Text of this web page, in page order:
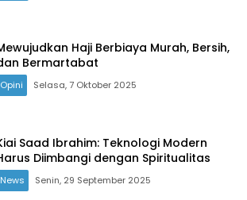
Haji Berbiaya Murah, Bersih,
Bermartabat
Opini Selasa, 7 Oktober 2025
Saad Ibrahim: Teknologi Modern
Diimbangi dengan Spiritualitas
News Senin, 29 September 2025